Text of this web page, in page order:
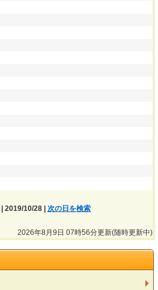
| 2019/10/28 | 次の日を検索
2026年8月9日 07時56分更新(随時更新中)